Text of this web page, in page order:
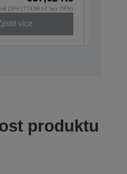
DPH (774,89 Kč bez DPH)
více
produktu